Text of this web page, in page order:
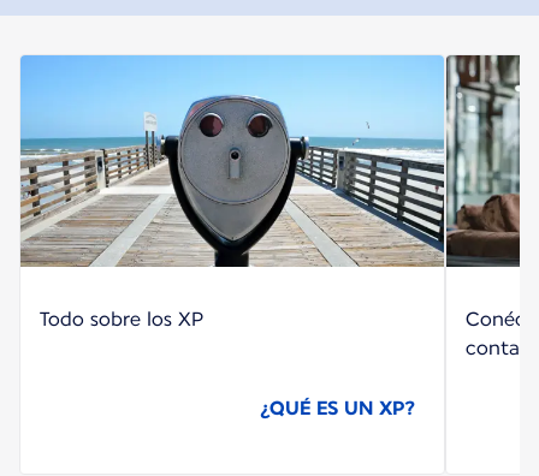
Todo sobre los XP
¿QUÉ ES UN XP?